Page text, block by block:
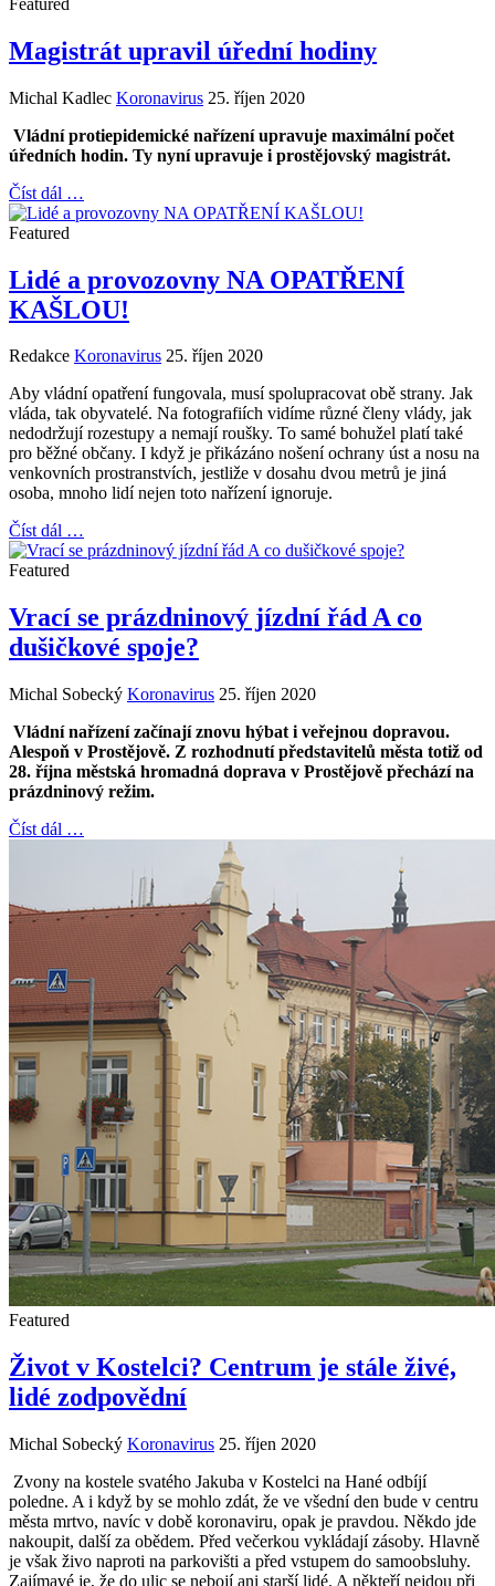
Magistrát upravil úřední hodiny
Michal Kadlec Koronavirus 25. říjen 2020
Vládní protiepidemické nařízení upravuje maximální počet
úředních hodin. Ty nyní upravuje i prostějovský magistrát.
Číst dál …
Featured
Lidé a provozovny NA OPATŘENÍ
KAŠLOU!
Redakce Koronavirus 25. říjen 2020
Aby vládní opatření fungovala, musí spolupracovat obě strany. Jak
vláda, tak obyvatelé. Na fotografiích vidíme různé členy vlády, jak
nedodržují rozestupy a nemají roušky. To samé bohužel platí také
pro běžné občany. I když je přikázáno nošení ochrany úst a nosu na
venkovních prostranstvích, jestliže v dosahu dvou metrů je jiná
osoba, mnoho lidí nejen toto nařízení ignoruje.
Číst dál …
Featured
Vrací se prázdninový jízdní řád A co
dušičkové spoje?
Michal Sobecký Koronavirus 25. říjen 2020
Vládní nařízení začínají znovu hýbat i veřejnou dopravou.
Alespoň v Prostějově. Z rozhodnutí představitelů města totiž od
28. října městská hromadná doprava v Prostějově přechází na
prázdninový režim.
Číst dál …
Featured
Život v Kostelci? Centrum je stále živé,
lidé zodpovědní
Michal Sobecký Koronavirus 25. říjen 2020
Zvony na kostele svatého Jakuba v Kostelci na Hané odbíjí
poledne. A i když by se mohlo zdát, že ve všední den bude v centru
města mrtvo, navíc v době koronaviru, opak je pravdou. Někdo jde
nakoupit, další za obědem. Před večerkou vykládají zásoby. Hlavně
je však živo naproti na parkovišti a před vstupem do samoobsluhy.
Zajímavé je, že do ulic se nebojí ani starší lidé. A někteří nejdou při